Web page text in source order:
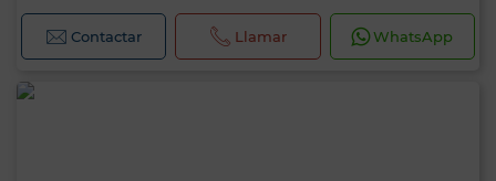
Contactar Llamar WhatsApp